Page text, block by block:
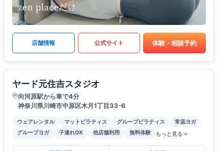
店舗情報 公式サイト 体験・相談予約
ヤード元住吉スタジオ
向河原駅から車で4分
神奈川県川崎市中原区木月1丁目33-6
ウェアレンタル マットピラティス グループピラティス
常温ヨガ
グループヨガ
子連れOK 他店舗利用 無料体験 もっと見る